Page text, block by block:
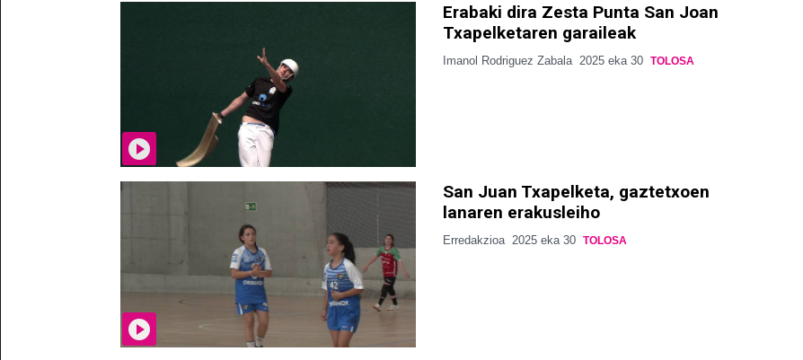
Erabaki dira Zesta Punta San Joan
Txapelketaren garaileak
Imanol Rodriguez Zabala 2025 eka 30 TOLOSA
San Juan Txapelketa, gaztetxoen
lanaren erakusleiho
Erredakzioa 2025 eka 30 TOLOSA